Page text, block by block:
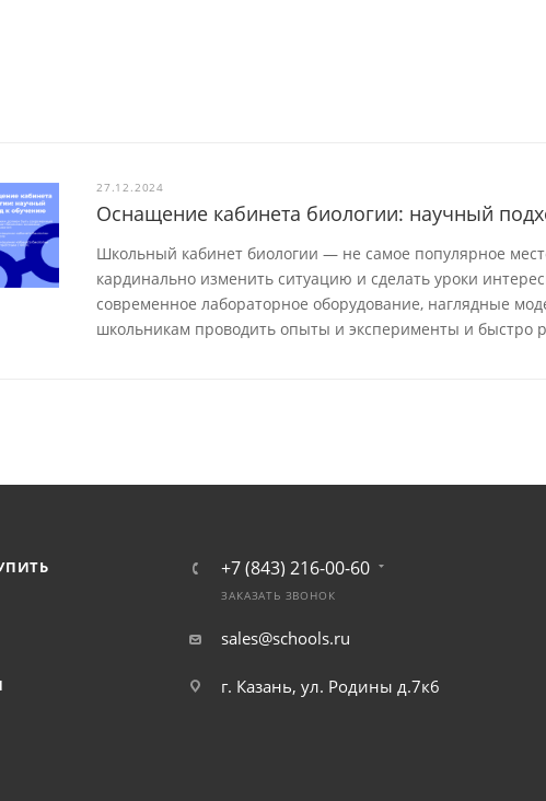
27.12.2024
Оснащение кабинета биологии: научный
Школьный кабинет биологии — не самое популярное
кардинально изменить ситуацию и сделать уроки
современное лабораторное оборудование, наглядные
школьникам проводить опыты и эксперименты и быстро
+7 (843) 216-00-60
ЗАКАЗАТЬ ЗВОНОК
sales@schools.ru
г. Казань, ул. Родины д.7к6